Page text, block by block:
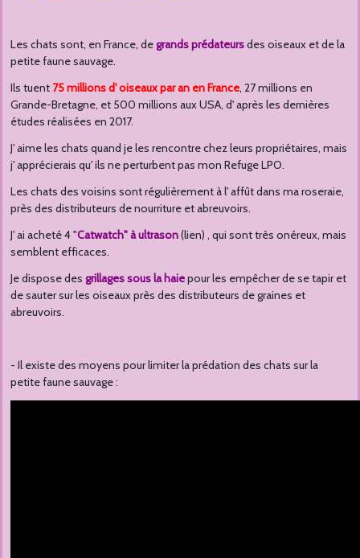
Les chats sont, en France, degrands prédateursdes oiseaux et de la
petite faune sauvage.
Ils tuent 75 millions d' oiseaux par an en France, 27 millions en
Grande-Bretagne, et 500 millions aux USA, d' après les dernières
études réalisées en 2017.
J' aime les chats quand je les rencontre chez leurs propriétaires, mais
j' apprécierais qu' ils ne perturbent pas mon Refuge LPO.
Les chats des voisins sont régulièrement à l' affût dans ma roseraie,
près des distributeurs de nourriture et abreuvoirs.
J' ai acheté 4 "Catwatch" à ultrason(lien) , qui sont très onéreux, mais
semblent efficaces.
Je dispose des grillages sous la haiepour les empêcher de se tapir et
de sauter sur les oiseaux près des distributeurs de graines et
abreuvoirs.
- Il existe des moyens pour limiter la prédation des chats sur la
petite faune sauvage :